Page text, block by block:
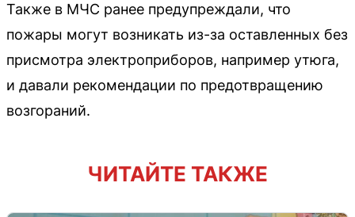
Также в МЧС ранее предупреждали, что
пожары могут возникать из-за оставленных без
присмотра электроприборов, например утюга,
и давали рекомендации по предотвращению
возгораний.
ЧИТАЙТЕ ТАКЖЕ